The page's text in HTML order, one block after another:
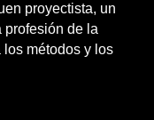
proyectista, un
profesión de la
métodos y los